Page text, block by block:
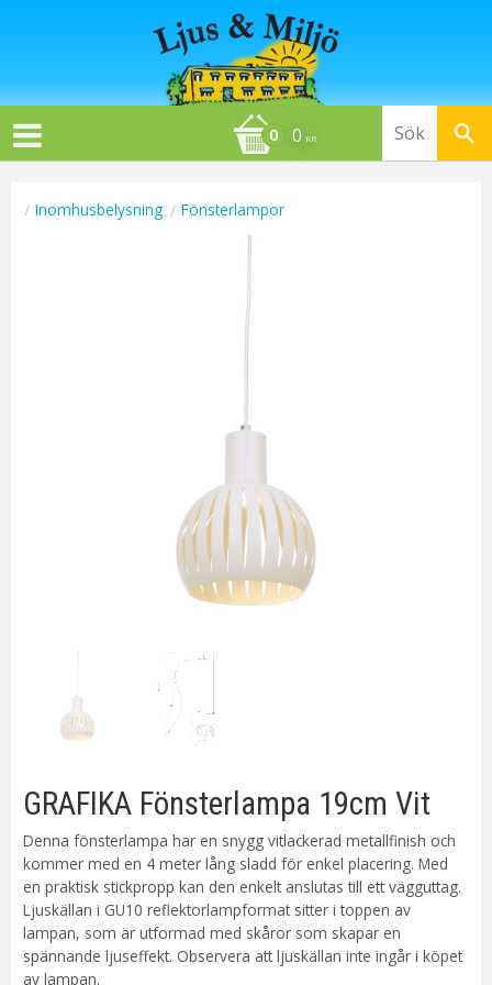
0 KR
Inomhusbelysning Fönsterlampor
GRAFIKA Fönsterlampa 19cm Vit
Denna fönsterlampa har en snygg vitlackerad metallfinish och
kommer med en 4 meter lång sladd för enkel placering. Med
en praktisk stickpropp kan den enkelt anslutas till ett vägguttag.
Ljuskällan i GU10 reflektorlampformat sitter i toppen av
lampan, som är utformad med skåror som skapar en
spännande ljuseffekt. Observera att ljuskällan inte ingår i köpet
av lampan.